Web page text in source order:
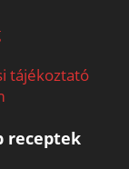
tájékoztató
receptek